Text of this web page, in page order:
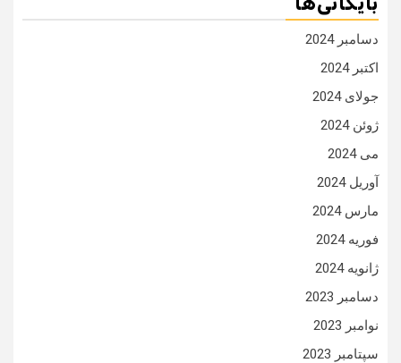
دسامبر 2024
اکتبر 2024
جولای 2024
ژوئن 2024
می 2024
آوریل 2024
مارس 2024
فوریه 2024
ژانویه 2024
دسامبر 2023
نوامبر 2023
سپتامبر 2023